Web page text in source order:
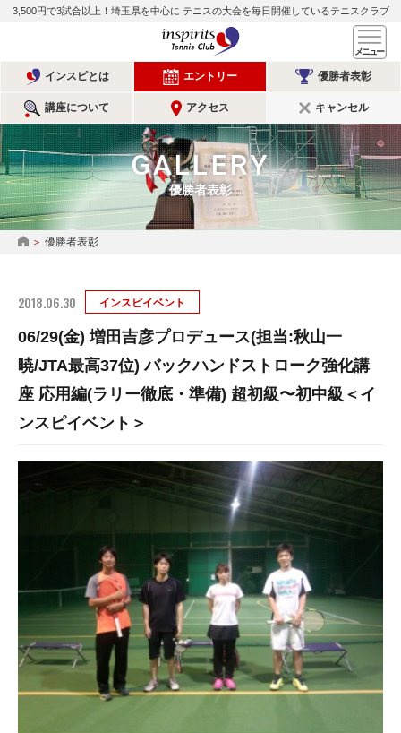
3,500円で3試合以上！埼玉県を中心に テニスの大会を毎日開催しているテニスクラブ
インスピリッツテニスクラ
インスピとは エントリー 優勝者表彰
講座について アクセス キャンセル
GALLERY
優勝者表彰
HOME
優勝者表彰
2018.06.30 インスピイベント
06/29(金) 増田吉彦プロデュース(担当:秋山一
暁/JTA最高37位) バックハンドストローク強化講
座 応用編(ラリー徹底・準備) 超初級〜初中級＜イ
ンスピイベント＞